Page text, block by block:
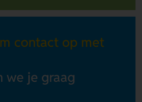
contact op met
we je graag